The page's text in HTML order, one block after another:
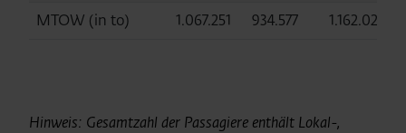
MTOW (in to) 1.067.251 934.577 1.162.021
Hinweis: Gesamtzahl der Passagiere enthält Lokal-,